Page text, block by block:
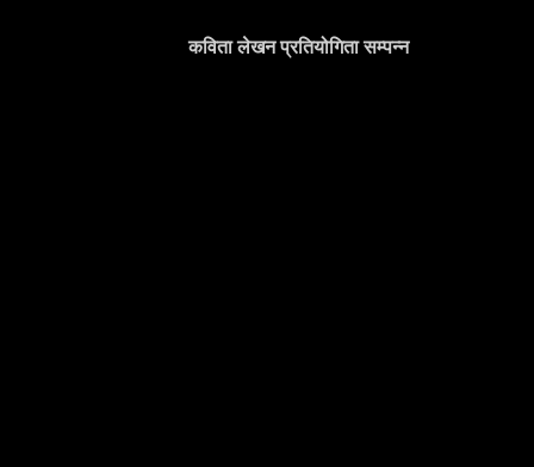
कविता लेखन प्रतियोगिता सम्पन्न